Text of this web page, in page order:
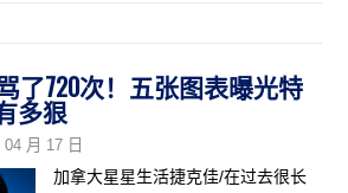
了720次！五张图表曝光特
多狠
04 月 17 日
加拿大星星生活捷克佳/在过去很长